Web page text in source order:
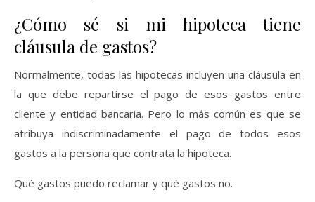
¿Cómo sé si mi hipoteca tiene
cláusula de gastos?
Normalmente, todas las hipotecas incluyen una cláusula en
la que debe repartirse el pago de esos gastos entre
cliente y entidad bancaria. Pero lo más común es que se
atribuya indiscriminadamente el pago de todos esos
gastos a la persona que contrata la hipoteca.
Qué gastos puedo reclamar y qué gastos no.